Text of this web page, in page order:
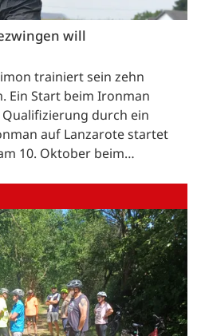
will
trainiert sein zehn
Ein Start beim Ironman
durch ein
auf Lanzarote startet
10. Oktober beim…